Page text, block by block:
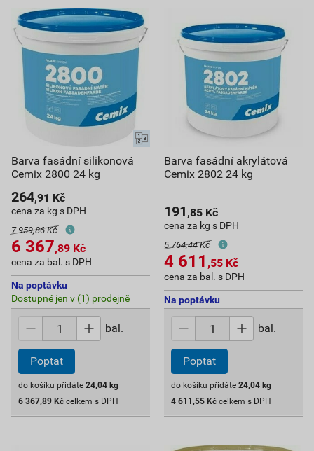
Barva fasádní silikonová
Cemix 2800 24 kg
264,91 Kč
cena za kg s DPH
7 959,86 Kč
6 367,89 Kč
cena za bal. s DPH
Na poptávku
Dostupné jen v (1) prodejně
bal.
Poptat
do košíku přidáte 24,04 kg
6 367,89 Kč celkem s DPH
Barva fasádní akrylátová
Cemix 2802 24 kg
191 ,85 Kč
cena za kg s DPH
5 764,44 Kč
4 611 ,55 Kč
cena za bal. s DPH
Na poptávku
bal.
Poptat
do košíku přidáte 24,04 kg
4 611,55 Kč celkem s DPH